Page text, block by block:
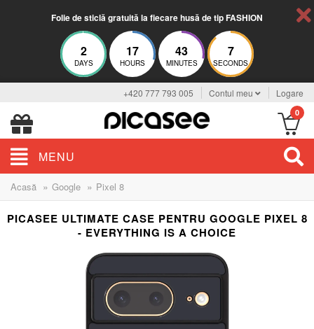
Folie de sticlă gratuită la fiecare husă de tip FASHION
2
DAYS
17
HOURS
43
MINUTES
6
SECONDS
+420 777 793 005 Contul meu Logare
0
MENU
Acasă » Google » Pixel 8
PICASEE ULTIMATE CASE PENTRU GOOGLE PIXEL 8
- EVERYTHING IS A CHOICE